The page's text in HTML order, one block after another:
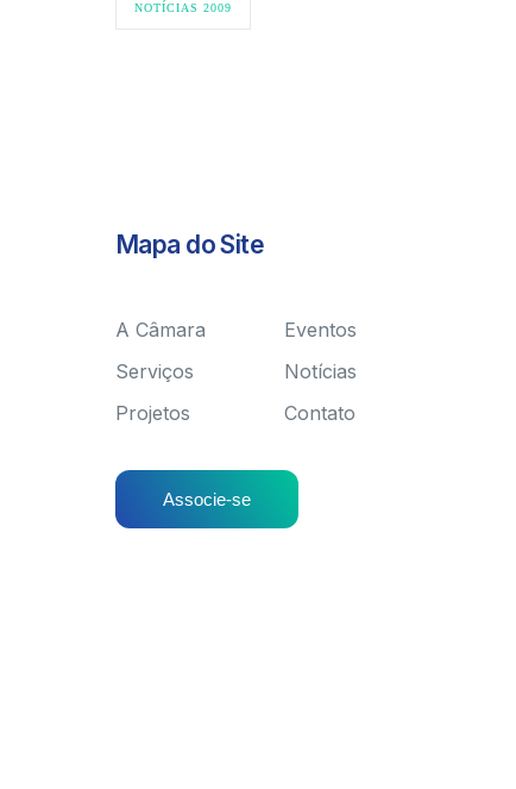
NOTÍCIAS 2009
Mapa do Site
A Câmara
Serviços
Projetos
Eventos
Notícias
Contato
Associe-se